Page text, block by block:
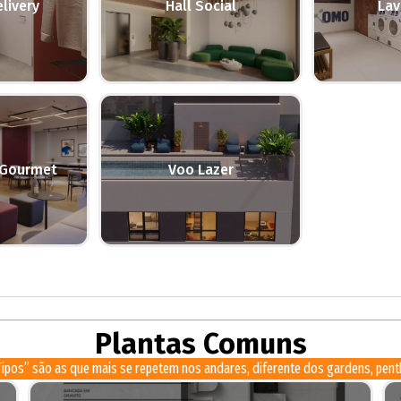
Hall Social
Voo Lazer
Plantas Comuns
são as que mais se repetem nos andares, diferente dos gardens,